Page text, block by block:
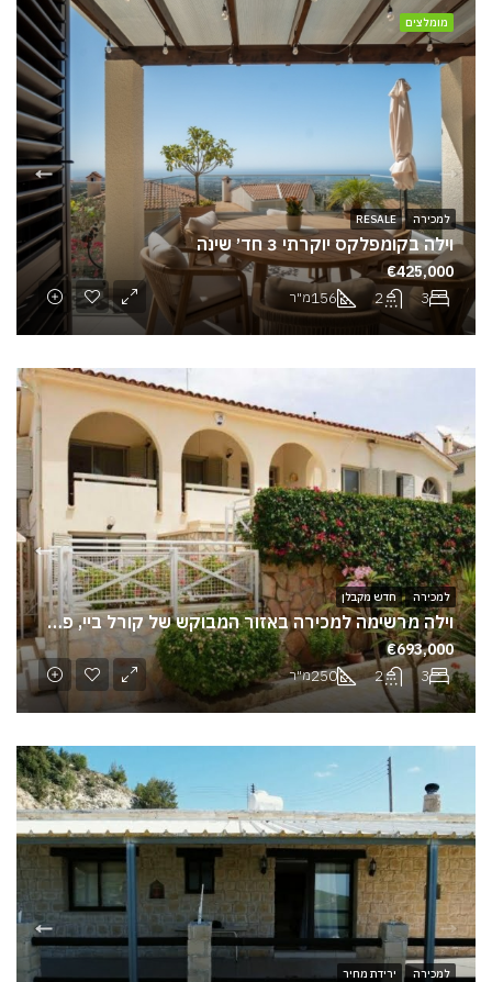
וילה בקומפלקס יוקרתי 3 חד׳ שינה
3
2
156מ"ר
€425,000
למכירה RESALE
מומלצים
וילה מרשימה למכירה באזור המבוקש של קורל ביי, פאפוס
3
2
250מ"ר
€693,000
למכירה חדש מקבלן
למכירה ירידת מחיר